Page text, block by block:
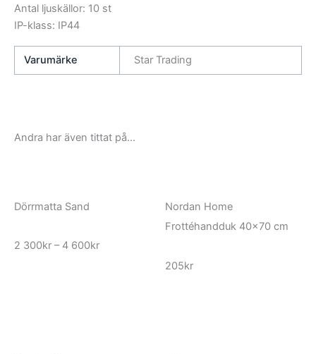
Antal ljuskällor: 10 st
IP-klass: IP44
Varumärke Star Trading
Andra har även tittat på...
Dörrmatta Sand
2 300kr – 4 600krPrisintervall:
Nordan Home
Frottéhandduk 40×70 cm
205kr